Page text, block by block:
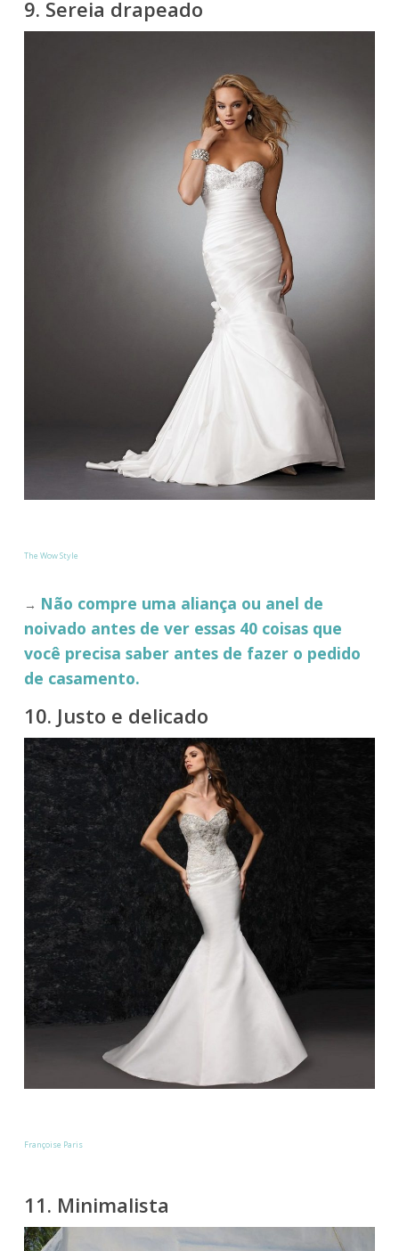
9. Sereia drapeado
The Wow Style
→ Não compre uma aliança ou anel de
noivado antes de ver essas 40 coisas que
você precisa saber antes de fazer o pedido
de casamento.
10. Justo e delicado
Françoise Paris
11. Minimalista